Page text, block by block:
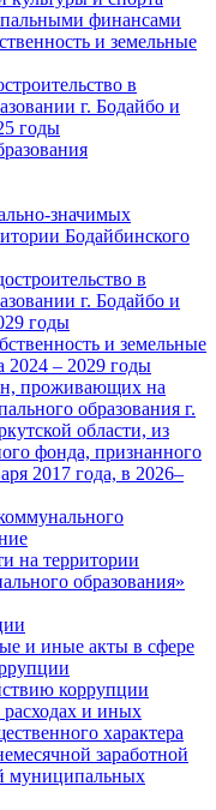
финансами
и земельные
в
г. Бодайбо и
годы
значимых
Бодайбинского
в
г. Бодайбо и
годы
и земельные
2024 – 2029 годы
проживающих на
образования г.
области, из
фонда, признанного
2017 года, в 2026–
на территории
образования»
и иные акты в сфере
коррупции
и иных
характера
заработной
муниципальных